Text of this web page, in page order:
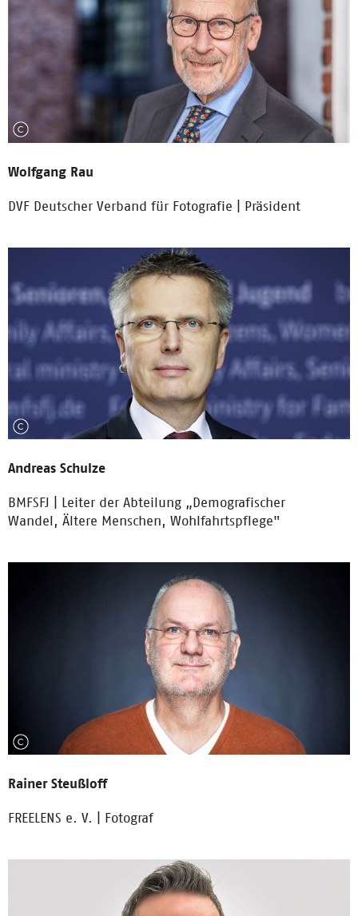
Wolfgang Rau
DVF Deutscher Verband für Fotografie | Präsident
Andreas Schulze
BMFSFJ | Leiter der Abteilung „Demografischer
Wandel, Ältere Menschen, Wohlfahrtspflege"
Rainer Steußloff
FREELENS e. V. | Fotograf